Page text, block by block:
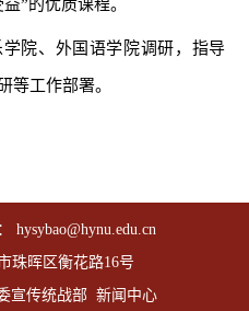
”的优质课程。
院、外国语学院调研，指导
等工作部署。
珠晖区衡花路16号
宣传统战部 新闻中心